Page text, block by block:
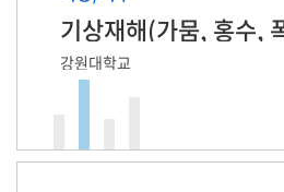
강원대학교